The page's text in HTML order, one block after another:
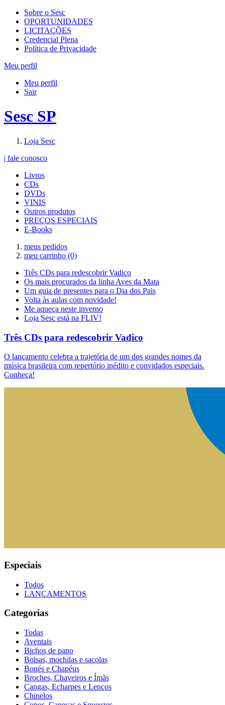
Sobre o Sesc
OPORTUNIDADES
LICITAÇÕES
Credencial Plena
Política de Privacidade
Meu perfil
Meu perfil
Sair
Sesc SP
Loja Sesc
| fale conosco
Livros
CDs
DVDs
VINIS
Outros produtos
PREÇOS ESPECIAIS
E-Books
meus pedidos
meu carrinho (0)
Três CDs para redescobrir Vadico
Os mais procurados da linha Aves da Mata
Um guia de presentes para o Dia dos Pais
Volta às aulas com novidade!
Me aqueça neste inverno
Loja Sesc está na FLIV!
Três CDs para redescobrir Vadico
O lançamento celebra a trajetória de um dos grandes nomes da
música brasileira com repertório inédito e convidados especiais.
Conheça!
Especiais
Todos
LANÇAMENTOS
Categorias
Todas
Aventais
Bichos de pano
Bolsas, mochilas e sacolas
Bonés e Chapéus
Broches, Chaveiros e Ímãs
Cangas, Echarpes e Lenços
Chinelos